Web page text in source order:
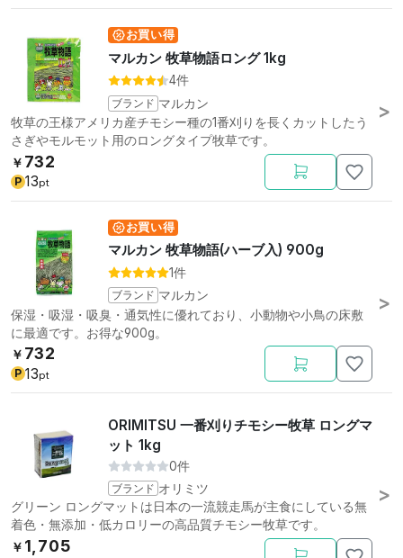
お買い得
マルカン 牧草物語ロング 1kg
4件
ブランド マルカン
牧草の王様アメリカ産チモシー種の1番刈りを長くカットしたう
さぎやモルモット用のロングタイプ牧草です。
￥ 732
P 13pt
お買い得
マルカン 牧草物語(ハーブ入) 900g
1件
ブランド マルカン
保湿・吸湿・吸臭・通気性に優れており、小動物や小鳥の床敷
に最適です。お得な900g。
￥ 732
P 13pt
ORIMITSU 一番刈りチモシー牧草 ロングマ
ット 1kg
0件
ブランド オリミツ
グリーン ロングマットは日本の一流競走馬が主食にしている無
着色・無添加・低カロリーの高品質チモシー牧草です。
￥ 1,705